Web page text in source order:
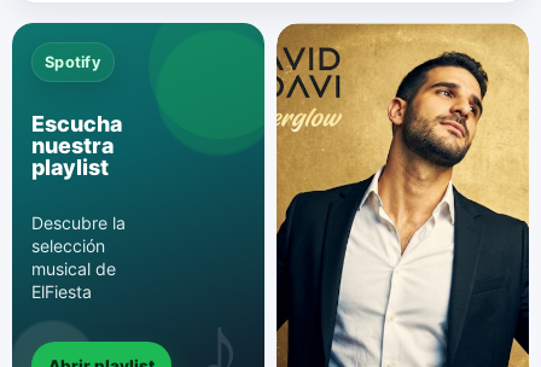
Spotify
Escucha
nuestra
playlist
Descubre la
selección
musical de
ElFiesta